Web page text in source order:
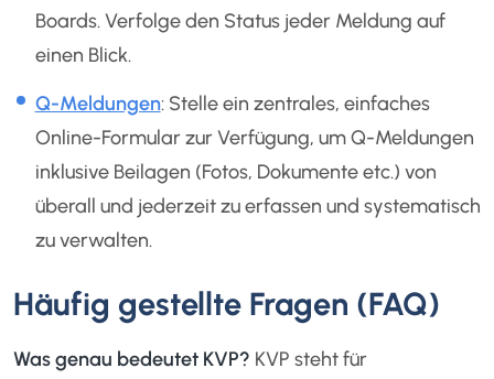
Boards. Verfolge den Status jeder Meldung auf
einen Blick.
Q-Meldungen: Stelle ein zentrales, einfaches
Online-Formular zur Verfügung, um Q-Meldungen
inklusive Beilagen (Fotos, Dokumente etc.) von
überall und jederzeit zu erfassen und systematisch
zu verwalten.
Häufig gestellte Fragen (FAQ)
Was genau bedeutet KVP? KVP steht für